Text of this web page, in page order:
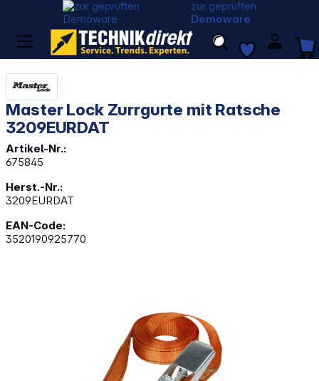
zur geprüften
Demoware
Master Lock Zurrgurte mit Ratsche
3209EURDAT
Artikel-Nr.:
675845
Herst.-Nr.:
3209EURDAT
EAN-Code:
3520190925770